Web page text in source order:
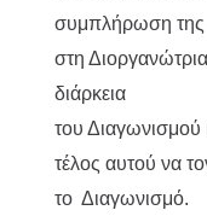
συμπλήρωση της
στη
διάρκεια
του Διαγωνισμού
τέλος αυτού να
το Διαγωνισμό.